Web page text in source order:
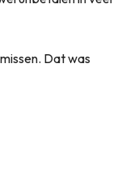
Dat was